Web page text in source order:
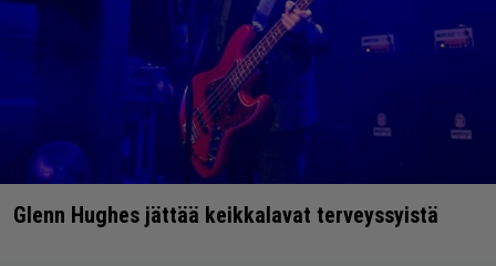
Glenn Hughes jättää keikkalavat terveyssyistä